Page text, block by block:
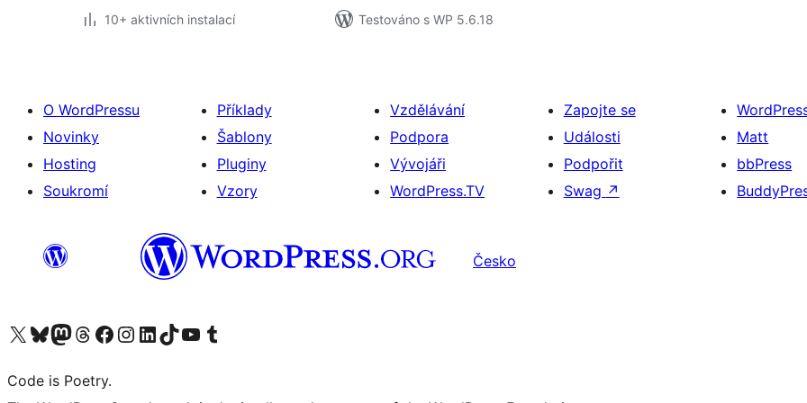
10+ aktivních instalací
Testováno s WP 5.6.18
O WordPressu
Novinky
Hosting
Soukromí
Příklady
Šablony
Pluginy
Vzory
Vzdělávání
Podpora
Vývojáři
WordPress.TV
Zapojte se
Události
Podpořit
Swag ↗
Matt
bbPress
Česko
Navštivte náš účet na X (dříve Twitter)
Navštivte náš Bluesky účetNavštivte náš účet Mastodon
Navštivte náš Threads účetNavštivte naši stránku na Facebooku
Navštivte náš Instagram účetNavštivte náš LinkedIn účetNavštivte náš TikTok účetNavštivte náš YouTube kanálNavštivte náš Tumblr účet
Code is Poetry.